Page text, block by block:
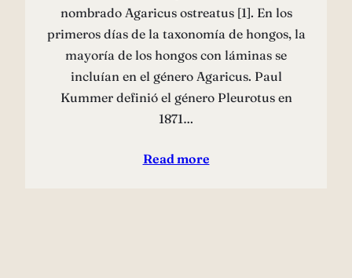
nombrado Agaricus ostreatus [1]. En los
primeros días de la taxonomía de hongos, la
mayoría de los hongos con láminas se
incluían en el género Agaricus. Paul
Kummer definió el género Pleurotus en
1871…
Read more